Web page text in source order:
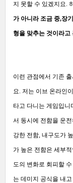
지 못할 수 있겠지요.
가 아니라 조금 중,장
형을 맞추는 것이라고
이런 관점에서 기존
요. 저는 이브 온라인
타고 다니는 게임입니
서 동시에 전함을 운
강한 전함, 내구도가
가 높은 전함은 세부
도의 변화로 회피할
는 데미지 공식을 내